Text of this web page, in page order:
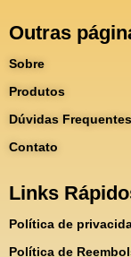
Outras
Sobre
Produtos
Dúvidas Frequentes
Contato
Links
Política de
Política de